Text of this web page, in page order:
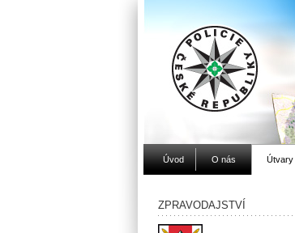
Úvod O nás Útvary
ZPRAVODAJSTVÍ